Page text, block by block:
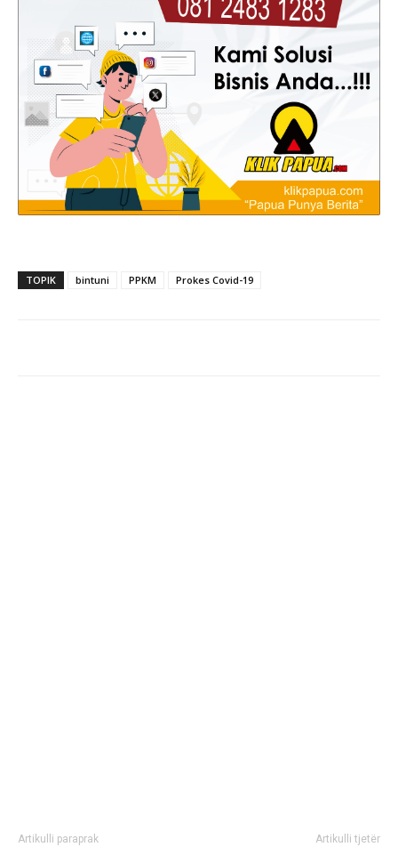
TOPIK bintuni PPKM Prokes Covid-19
Artikulli paraprak Artikulli tjetër